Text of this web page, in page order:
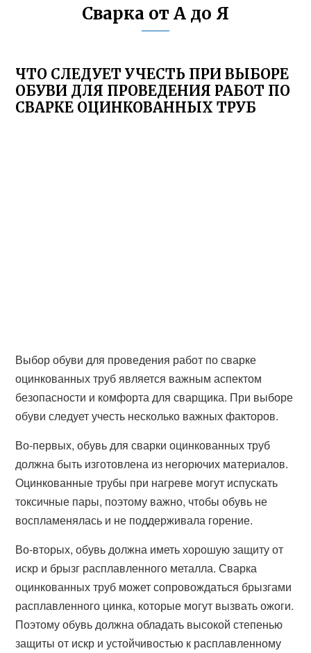
Сварка от А до Я
ЧТО СЛЕДУЕТ УЧЕСТЬ ПРИ ВЫБОРЕ
ОБУВИ ДЛЯ ПРОВЕДЕНИЯ РАБОТ ПО
СВАРКЕ ОЦИНКОВАННЫХ ТРУБ
Выбор обуви для проведения работ по сварке
оцинкованных труб является важным аспектом
безопасности и комфорта для сварщика. При выборе
обуви следует учесть несколько важных факторов.
Во-первых, обувь для сварки оцинкованных труб
должна быть изготовлена из негорючих материалов.
Оцинкованные трубы при нагреве могут испускать
токсичные пары, поэтому важно, чтобы обувь не
воспламенялась и не поддерживала горение.
Во-вторых, обувь должна иметь хорошую защиту от
искр и брызг расплавленного металла. Сварка
оцинкованных труб может сопровождаться брызгами
расплавленного цинка, которые могут вызвать ожоги.
Поэтому обувь должна обладать высокой степенью
защиты от искр и устойчивостью к расплавленному